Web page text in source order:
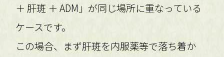
＋ 肝斑 ＋ ADM」が同じ場所に重なっている
ケースです。
この場合、まず肝斑を内服薬等で落ち着か